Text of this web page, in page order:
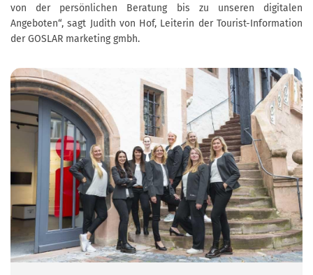
von der persönlichen Beratung bis zu unseren digitalen
Angeboten“, sagt Judith von Hof, Leiterin der Tourist-Information
der GOSLAR marketing gmbh.